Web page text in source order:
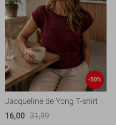
-50%
Jacqueline de Yong T-shirt
16,00 31,99